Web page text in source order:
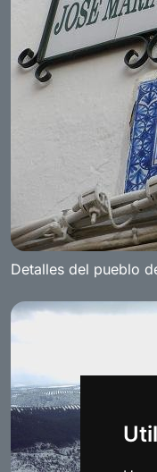
Detalles del pueblo